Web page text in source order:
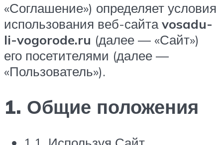
«Соглашение») определяет условия
использования веб-сайтаvosadu-
li-vogorode.ru (далее — «Сайт»)
его посетителями (далее —
«Пользователь»).
1. Общие положения